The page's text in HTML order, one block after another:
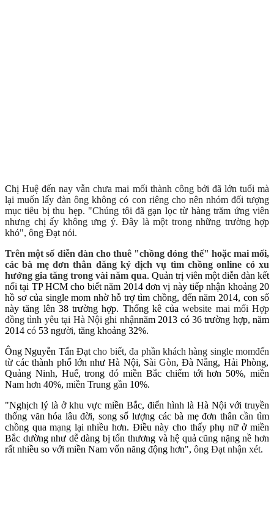
Chị Huệđến nay vẫn chưa mai mối thành công bởi đã lớn tuổi mà
lại muốn lấyđànông không có con riêng cho nên nhóm đối tượng
mục tiêu bị thu hẹp. "Chúng tôiđã gạn lọc từ hàng trăm ứng viên
nhưng chị ấy không ưng ý. Đây là một trong những trường hợp
khó", ông Đạt nói.
Trên một số diễn đàn cho thuê "chồng đóng thế" hoặc mai mối,
các bà mẹ đơn thân đăng ký dịch vụ tìm chồng online có xu
hướng gia tăng trong vài năm qua. Quản trị viên một diễn đàn kết
nối tại TP HCM cho biết năm 2014 đơn vị này tiếp nhận khoảng 20
hồ sơ của single mom nhờ hỗ trợ tìm chồng, đến năm 2014, con số
này tăng lên 38 trường hợp. Thống kê củawebsite mai mối Hợp
đồng tình yêu tại Hà Nội ghi nhậnnăm 2013 có 36 trường hợp, năm
2014 có 53 người, tăng khoảng 32%.
Ông Nguyễn Tấn Đạtcho biết,đa phần khách hàng single momđến
từ các thành phố lớn như Hà Nội, Sài Gòn, Đà Nẵng, Hải Phòng,
Quảng Ninh, Huế, trongđómiền Bắc chiếm tới hơn 50%, miền
Nam hơn 40%, miền Trung gần 10%.
"Nghịch lý là ở khu vực miền Bắc, điển hình là Hà Nội với truyền
thống văn hóa lâu đời, song số lượng các bà mẹ đơn thân cầntìm
chồng qua mạng lại nhiều hơn. Điều này cho thấy phụ nữ ở miền
Bắc dường như dễ dàng bị tổn thương và hệ quả cũng nặng nề hơn
rất nhiều so với miền Nam vốn năng động hơn", ông Đạt nhận xét.